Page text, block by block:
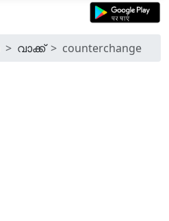
വാക്ക് counterchange